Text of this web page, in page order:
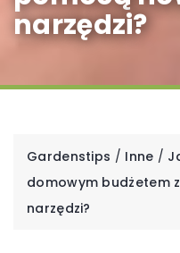
narzędzi?
Gardenstips / Inne /
domowym budżetem
narzędzi?